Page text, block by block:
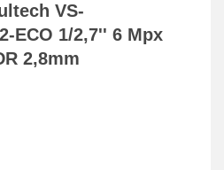
VS-
ECO 1/2,7'' 6 Mpx
2,8mm